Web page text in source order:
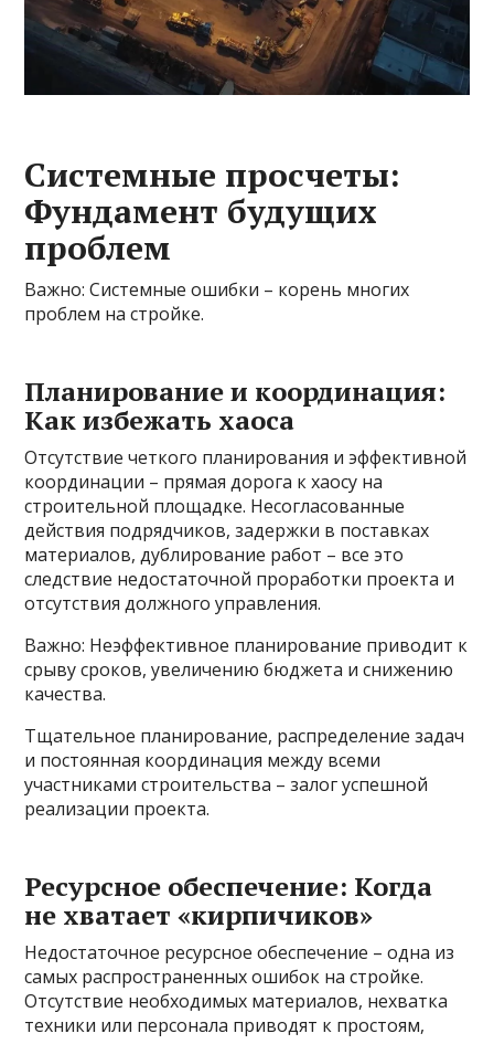
Системные просчеты:
Фундамент будущих
проблем
Важно: Системные ошибки – корень многих
проблем на стройке.
Планирование и координация:
Как избежать хаоса
Отсутствие четкого планирования и эффективной
координации – прямая дорога к хаосу на
строительной площадке. Несогласованные
действия подрядчиков, задержки в поставках
материалов, дублирование работ – все это
следствие недостаточной проработки проекта и
отсутствия должного управления.
Важно: Неэффективное планирование приводит к
срыву сроков, увеличению бюджета и снижению
качества.
Тщательное планирование, распределение задач
и постоянная координация между всеми
участниками строительства – залог успешной
реализации проекта.
Ресурсное обеспечение: Когда
не хватает «кирпичиков»
Недостаточное ресурсное обеспечение – одна из
самых распространенных ошибок на стройке.
Отсутствие необходимых материалов, нехватка
техники или персонала приводят к простоям,